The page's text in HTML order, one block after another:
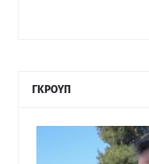
ΓΚΡΟΥΠ